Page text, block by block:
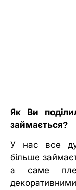
Як Ви
займається?
У нас все
більше
а саме